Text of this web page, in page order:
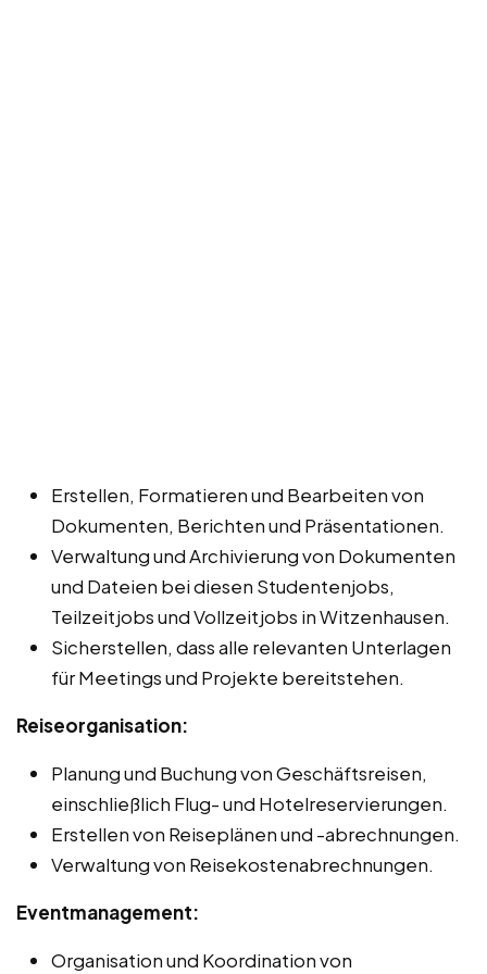
Erstellen, Formatieren und Bearbeiten von
Dokumenten, Berichten und Präsentationen.
Verwaltung und Archivierung von Dokumenten
und Dateien bei diesen Studentenjobs,
Teilzeitjobs und Vollzeitjobs in Witzenhausen.
Sicherstellen, dass alle relevanten Unterlagen
für Meetings und Projekte bereitstehen.
Reiseorganisation:
Planung und Buchung von Geschäftsreisen,
einschließlich Flug- und Hotelreservierungen.
Erstellen von Reiseplänen und -abrechnungen.
Verwaltung von Reisekostenabrechnungen.
Eventmanagement:
Organisation und Koordination von